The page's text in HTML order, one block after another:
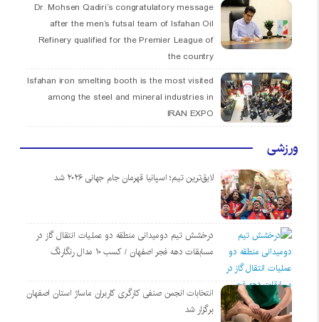
Dr. Mohsen Qadiri’s congratulatory message
after the men’s futsal team of Isfahan Oil
Refinery qualified for the Premier League of
the country
Isfahan iron smelting booth is the most visited
among the steel and mineral industries in
IRAN EXPO
ورزشی
لایق‌ترین تیم؛ اسپانیا قهرمان جام جهانی ۲۰۲۶ شد
درخشش تیم دومیدانی منطقه دو عملیات انتقال گاز در
مسابقات دهه فجر اصفهان / کسب ۱۰ مدال رنگارنگ
انتخابات انجمن صنفی کارگری کاربران ماساژ استان اصفهان
برگزار شد